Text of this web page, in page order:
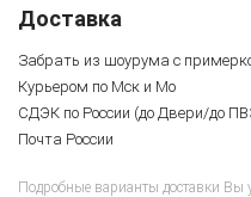
Доставка
Забрать из шоурума с
Курьером по Мск и Мо
СДЭК по России (до Двери/до
Почта России
Подробные варианты доставки Вы